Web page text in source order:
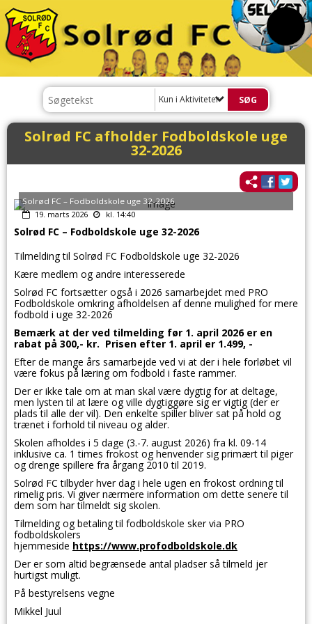
Kun i Aktiviteter
Solrød FC afholder Fodboldskole uge
32-2026
Solrød FC – Fodboldskole uge 32-2026
19. marts 2026
kl. 14:40
Solrød FC – Fodboldskole uge 32-2026
Tilmelding til Solrød FC Fodboldskole uge 32-2026
Kære medlem og andre interesserede
Solrød FC fortsætter også i 2026 samarbejdet med PRO
Fodboldskole omkring afholdelsen af denne mulighed for mere
fodbold i uge 32-2026
Bemærk at der ved tilmelding før 1. april 2026 er en
rabat på 300,- kr. Prisen efter 1. april er 1.499, -
Efter de mange års samarbejde ved vi at der i hele forløbet vil
være fokus på læring om fodbold i faste rammer.
Der er ikke tale om at man skal være dygtig for at deltage,
men lysten til at lære og ville dygtiggøre sig er vigtig (der er
plads til alle der vil). Den enkelte spiller bliver sat på hold og
trænet i forhold til niveau og alder.
Skolen afholdes i 5 dage (3.-7. august 2026) fra kl. 09-14
inklusive ca. 1 times frokost og henvender sig primært til piger
og drenge spillere fra årgang 2010 til 2019.
Solrød FC tilbyder hver dag i hele ugen en frokost ordning til
rimelig pris. Vi giver nærmere information om dette senere til
dem som har tilmeldt sig skolen.
Tilmelding og betaling til fodboldskole sker via PRO
fodboldskolers
hjemmeside https://www.profodboldskole.dk
Der er som altid begrænsede antal pladser så tilmeld jer
hurtigst muligt.
På bestyrelsens vegne
Mikkel Juul